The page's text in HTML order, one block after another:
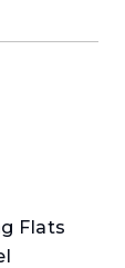
Flats